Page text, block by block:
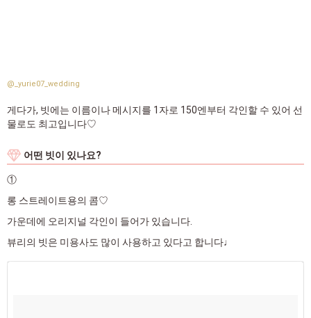
@_yurie07_wedding
게다가, 빗에는 이름이나 메시지를 1자로 150엔부터 각인할 수 있어 선
물로도 최고입니다♡
어떤 빗이 있나요?
①
롱 스트레이트용의 콤♡
가운데에 오리지널 각인이 들어가 있습니다.
뷰리의 빗은 미용사도 많이 사용하고 있다고 합니다♩